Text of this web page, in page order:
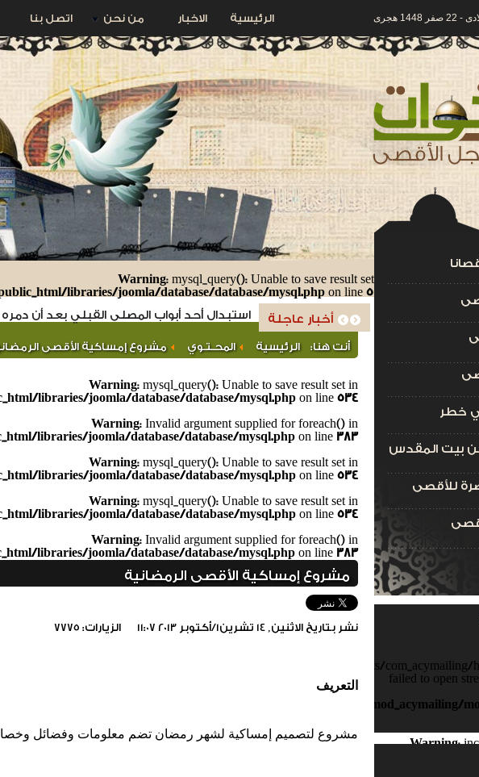
الرئيسية الاخبار من نحن اتصل بنا
Warning: mysql_query(): Unable to save result set in
libraries/joomla/database/database/mysql.php on line 534
أخبار عاجلة
استبدال أحد أبواب المصلى القبلي بعد أن دمره
خطر
بيت المقدس
للأقصى
include_once(/home/foraqsa/public_html/administrator/components/com_acymailing/
failed to open
/home/foraqsa/public_html/modules/mod_acymailing/
Warning:
'/home/foraqsa/public_html/administrator/components/
أنت هنا: الرئيسية المحـتـوي مشروع إمساكية الأقصى
Warning: mysql_query(): Unable to save result set in
libraries/joomla/database/database/mysql.php on line 534
Warning: Invalid argument supplied for foreach() in
libraries/joomla/database/database/mysql.php on line 383
Warning: mysql_query(): Unable to save result set in
libraries/joomla/database/database/mysql.php on line 534
Warning: mysql_query(): Unable to save result set in
libraries/joomla/database/database/mysql.php on line 534
Warning: Invalid argument supplied for foreach() in
libraries/joomla/database/database/mysql.php on line 383
مشروع إمساكية الأقصى الرمضانية
نشر بتاريخ الاثنين, 14 تشرين1/أكتوبر 2013 11:07 الزيارات: 7775
التعريف
مشروع لتصميم إمساكية لشهر رمضان تضم معلومات وفضائل